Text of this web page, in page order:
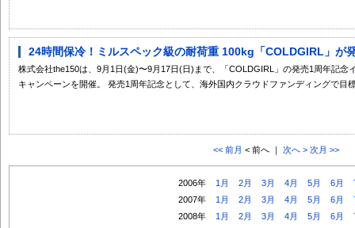
24時間保冷！ミルスペック級の耐荷重 100kg「COLDGIRL」が
株式会社the150は、9月1日(金)〜9月17日(日)まで、「COLDGIRL」の発売1周年記念
キャンペーンを開催。 発売1周年記念として、海外国内クラウドファンディングで目
<< 前月 < 前へ ｜ 次へ > 次月 >>
2006年 1月 2月 3月 4月 5月 6月
2007年
1月 2月 3月 4月 5月 6月
2008年
1月 2月 3月 4月 5月 6月